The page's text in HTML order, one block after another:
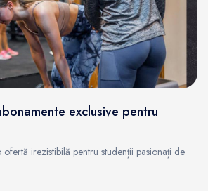
exclusive pentru
irezistibilă pentru studenții pasionați de